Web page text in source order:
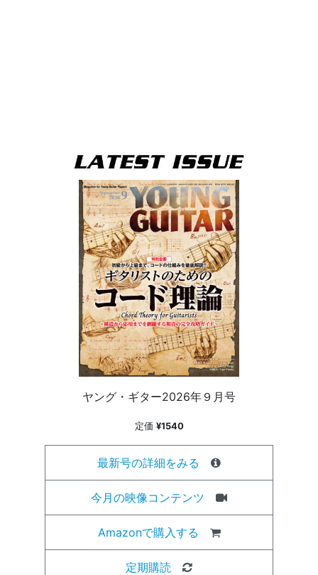
ヤング・ギター2026年９月号
定価 ¥1540
最新号の詳細をみる
今月の映像コンテンツ
Amazonで購入する
定期購読